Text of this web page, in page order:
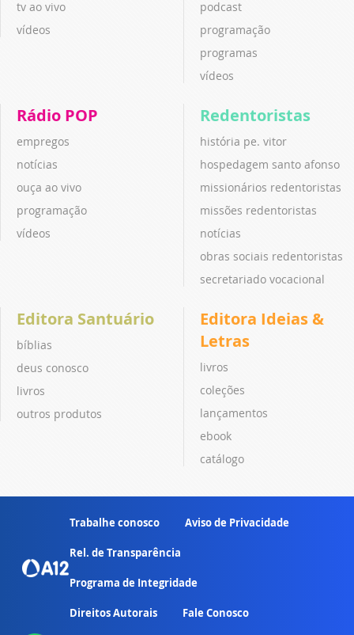
tv ao vivo
vídeos
podcast
programação
programas
vídeos
Rádio POP
empregos
notícias
ouça ao vivo
programação
vídeos
Redentoristas
história pe. vitor
hospedagem santo afonso
missionários redentoristas
missões redentoristas
notícias
obras sociais redentoristas
secretariado vocacional
Editora Santuário
bíblias
deus conosco
livros
outros produtos
Editora Ideias &
Letras
livros
coleções
lançamentos
ebook
catálogo
Trabalhe conosco Aviso de Privacidade
Rel. de Transparência
Programa de Integridade
Direitos Autorais Fale Conosco